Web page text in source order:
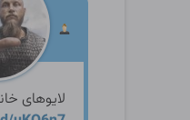
لایوهای